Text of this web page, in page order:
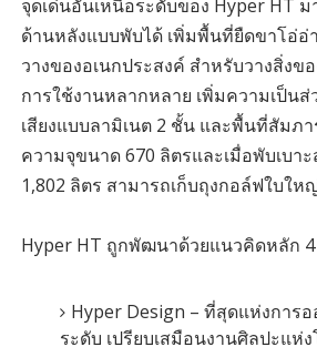
จุดเด่นอันเหนือระดับของ Hyper HT
ด้านหลังแบบพับได้ เพิ่มพื้นที่ยืดขาโอ่อ่
วางของอเนกประสงค์ สำหรับวางสิ่งข
การใช้งานหลากหลาย เพิ่มความเป็น
เสียงแบบลามิเนต 2 ชั้น และพื้นที่สัมภ
ความจุขนาด 670 ลิตรและเมื่อพับเบา
1,802 ลิตร สามารถเก็บถุงกอล์ฟใบให
Hyper HT ถูกพัฒนาด้วยแนวคิดหลัก 4
Hyper Design – ที่สุดแห่งการ
ระดับ เปรียบเสมือนงานศิลปะแห่